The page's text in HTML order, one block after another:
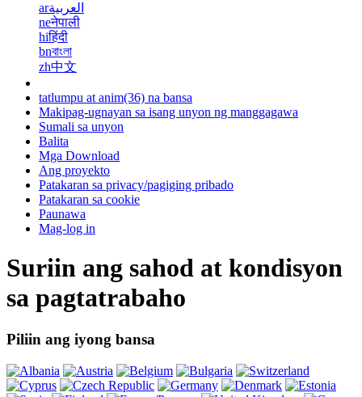
arالعربية
neनेपाली
hiहिंदी
bnবাংলা
zh中文
tatlumpu at anim(36) na bansa
Makipag-ugnayan sa isang unyon ng manggagawa
Sumali sa unyon
Balita
Mga Download
Ang proyekto
Patakaran sa privacy/pagiging pribado
Patakaran sa cookie
Paunawa
Mag-log in
Suriin ang sahod at kondisyon
sa pagtatrabaho
Piliin ang iyong bansa